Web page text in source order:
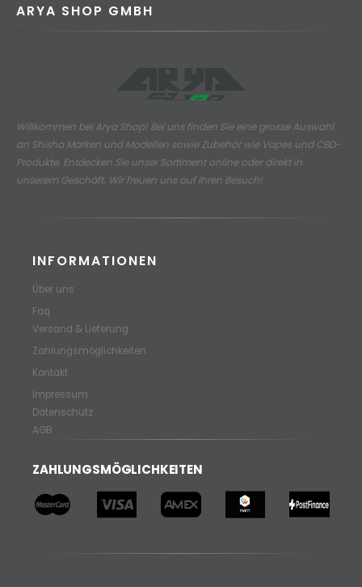
ARYA SHOP GMBH
Willkommen bei Arya Shop! Bei uns finden Sie eine grosse Auswahl
an Shisha Marken und Modellen sowie Zubehör wie Vapes und CBD-
Produkte. Entdecken Sie unser Sortiment online oder direkt in
unserem Geschäft. Wir freuen uns auf Ihren Besuch!
INFORMATIONEN
Über uns
Faq
Versand & Lieferung
Zahlungsmöglichkeiten
Kontakt
Impressum
Datenschutz
AGB
ZAHLUNGSMÖGLICHKEITEN